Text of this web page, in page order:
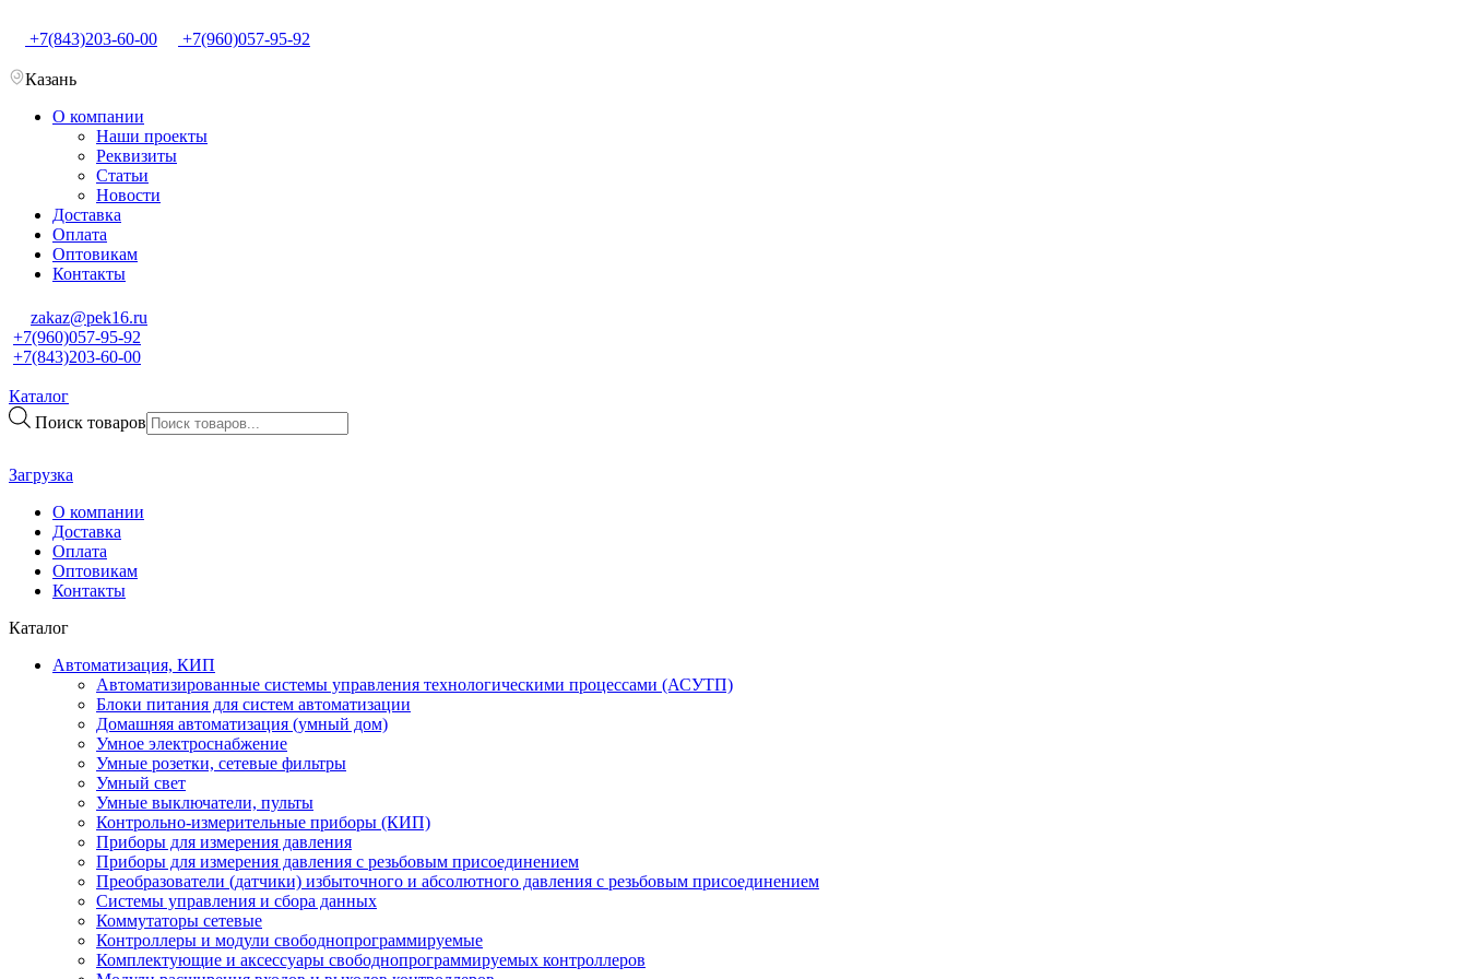
+7(843)203-60-00 +7(960)057-95-92
Казань
О компании
Наши проекты
Реквизиты
Статьи
Новости
Доставка
Оплата
Оптовикам
Контакты
zakaz@pek16.ru
+7(960)057-95-92
+7(843)203-60-00
Каталог
Поиск товаров
Загрузка
О компании
Доставка
Оплата
Оптовикам
Контакты
Каталог
Автоматизация, КИП
Автоматизированные системы управления технологическими процессами (АСУТП)
Блоки питания для систем автоматизации
Домашняя автоматизация (умный дом)
Умное электроснабжение
Умные розетки, сетевые фильтры
Умный свет
Умные выключатели, пульты
Контрольно-измерительные приборы (КИП)
Приборы для измерения давления
Приборы для измерения давления с резьбовым присоединением
Преобразователи (датчики) избыточного и абсолютного давления с резьбовым присоединением
Системы управления и сбора данных
Коммутаторы сетевые
Контроллеры и модули свободнопрограммируемые
Комплектующие и аксессуары свободнопрограммируемых контроллеров